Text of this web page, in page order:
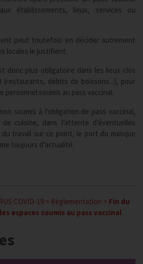
établissements, lieux, services ou
peut toutefois en décider autrement
locales le justifient.
donc plus obligatoire dans les lieux clos
(restaurants, débits de boissons...), pour
personnel soumis au pass vaccinal.
soumis à l’obligation de pass vaccinal,
cuisine, dans l’attente d’éventuelles
travail sur ce point, le port du masque
toujours d’actualité.
COVID-19 > Réglementation > Fin du
espaces soumis au pass vaccinal